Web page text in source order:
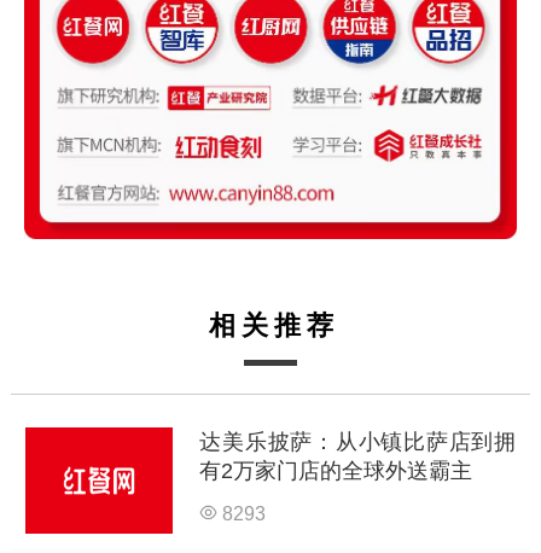
相关推荐
达美乐披萨：从小镇比萨店到拥
有2万家门店的全球外送霸主
8293